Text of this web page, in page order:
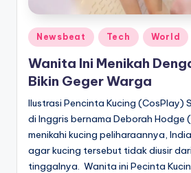
Posted
in
Newsbeat Tech World
Wanita Ini Menikah
Bikin Geger Warga
Ilustrasi Pencinta Kucing (CosPlay)
di Inggris bernama Deborah Hodge
menikahi kucing peliharaannya,
agar kucing tersebut tidak diusir
tinggalnya. Wanita ini Pecinta